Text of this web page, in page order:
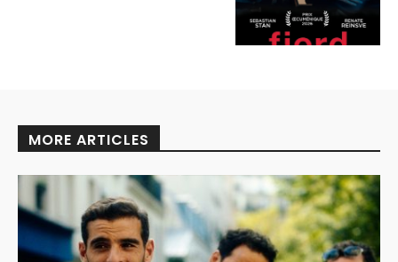
MORE ARTICLES